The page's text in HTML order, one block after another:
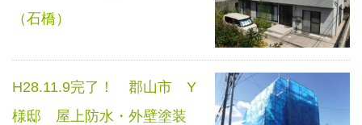
（石橋）
H28.11.9完了！ 郡山市 Y
様邸 屋上防水・外壁塗装